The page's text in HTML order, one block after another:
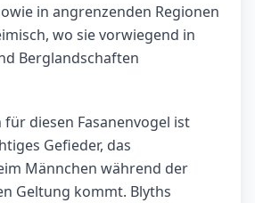
in angrenzenden Regionen
wo sie vorwiegend in
Berglandschaften
diesen Fasanenvogel ist
Gefieder, das
Männchen während der
Geltung kommt. Blyths